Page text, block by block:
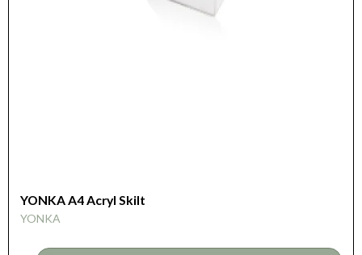
YONKA A4 Acryl Skilt
YONKA